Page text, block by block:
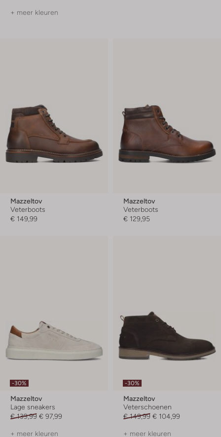
+ meer kleuren
Mazzeltov
Veterboots
€ 149,99
Mazzeltov
Veterboots
€ 129,95
-30%
Mazzeltov
Lage sneakers
€ 139,99 € 97,99
+ meer kleuren
-30%
Mazzeltov
Veterschoenen
€ 149,99 € 104,99
+ meer kleuren